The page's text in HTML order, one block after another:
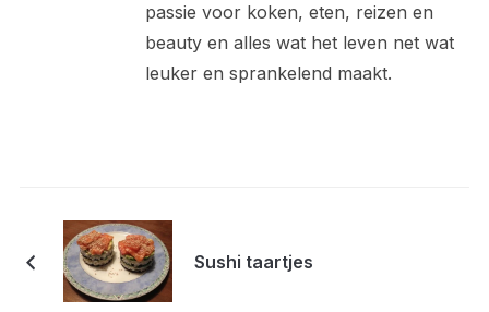
passie voor koken, eten, reizen en
beauty en alles wat het leven net wat
leuker en sprankelend maakt.
Sushi taartjes